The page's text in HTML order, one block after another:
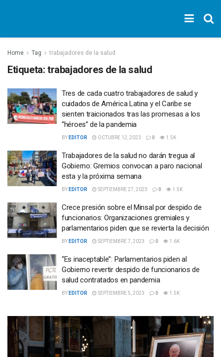
Home Tag trabajadores de la salud
Etiqueta: trabajadores de la salud
Tres de cada cuatro trabajadores de salud y
cuidados de América Latina y el Caribe se
sienten traicionados tras las promesas a los
“héroes” de la pandemia
BY EDITOR OCTUBRE 12, 2023 0 1.5K
Trabajadores de la salud no darán tregua al
Gobierno: Gremios convocan a paro nacional
esta y la próxima semana
BY EDITOR SEPTIEMBRE 27, 2023 0 1.5K
Crece presión sobre el Minsal por despido de
funcionarios: Organizaciones gremiales y
parlamentarios piden que se revierta la decisión
BY EDITOR SEPTIEMBRE 7, 2023 0 1.6K
“Es inaceptable”: Parlamentarios piden al
Gobierno revertir despido de funcionarios de
salud contratados en pandemia
BY EDITOR SEPTIEMBRE 5, 2023 0 1.5K